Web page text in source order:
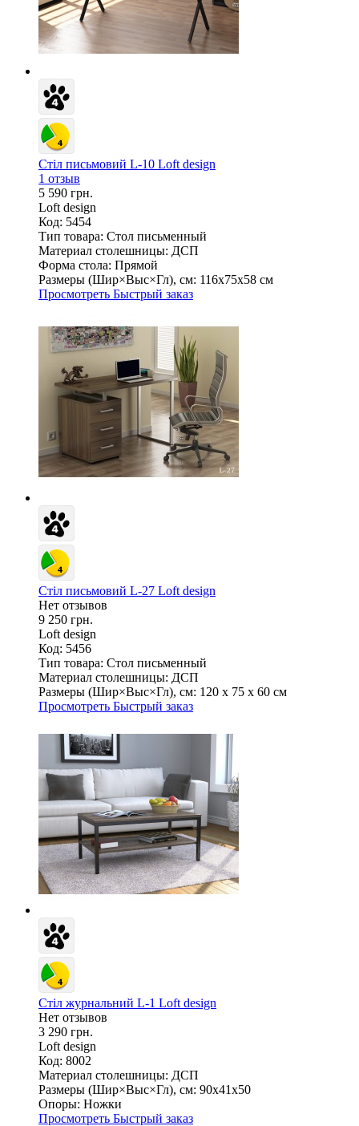
Стіл письмовий L-10 Loft design
1 отзыв
5 590 грн.
Loft design
Код: 5454
Тип товара: Стол письменный
Материал столешницы: ДСП
Форма стола: Прямой
Размеры (Шир×Выс×Гл), см: 116х75х58 см
Просмотреть Быстрый заказ
Стіл письмовий L-27 Loft design
Нет отзывов
9 250 грн.
Loft design
Код: 5456
Тип товара: Стол письменный
Материал столешницы: ДСП
Размеры (Шир×Выс×Гл), см: 120 х 75 х 60 см
Просмотреть Быстрый заказ
Стіл журнальний L-1 Loft design
Нет отзывов
3 290 грн.
Loft design
Код: 8002
Материал столешницы: ДСП
Размеры (Шир×Выс×Гл), см: 90х41х50
Опоры: Ножки
Просмотреть Быстрый заказ